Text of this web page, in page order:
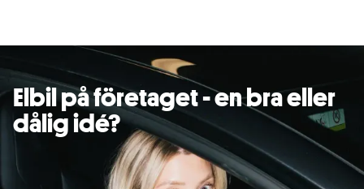
Elbil på företaget - en bra eller
dålig idé?